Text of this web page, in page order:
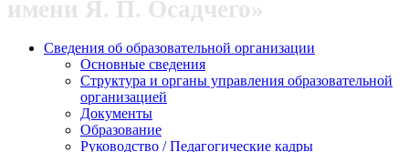
имени Я. П. Осадчего»
Сведения об образовательной организации
Основные сведения
Структура и органы управления образовательной
организацией
Документы
Образование
Руководство / Педагогические кадры